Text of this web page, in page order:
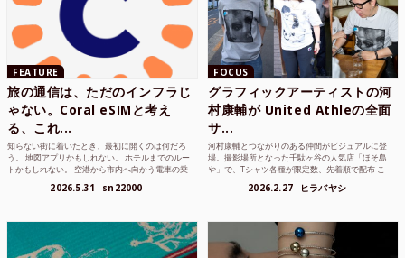
FEATURE
旅の通信は、ただのインフラじ
ゃない。Coral eSIMと考え
る、これ...
知らない街に着いたとき、最初に開くのは何だろ
う。 地図アプリかもしれない。 ホテルまでのルー
トかもしれない。 空港から市内へ向かう電車の乗
2026.5.31 sn22000
FOCUS
グラフィックアーティストの河
村康輔が United Athleの全面
サ...
河村康輔とつながりのある仲間がビジュアルに登
場。撮影場所となった千駄ヶ谷の人気店「ほそ島
や」で、Tシャツ各種が限定数、先着順で配布 こ
2026.2.27 ヒラバヤシ